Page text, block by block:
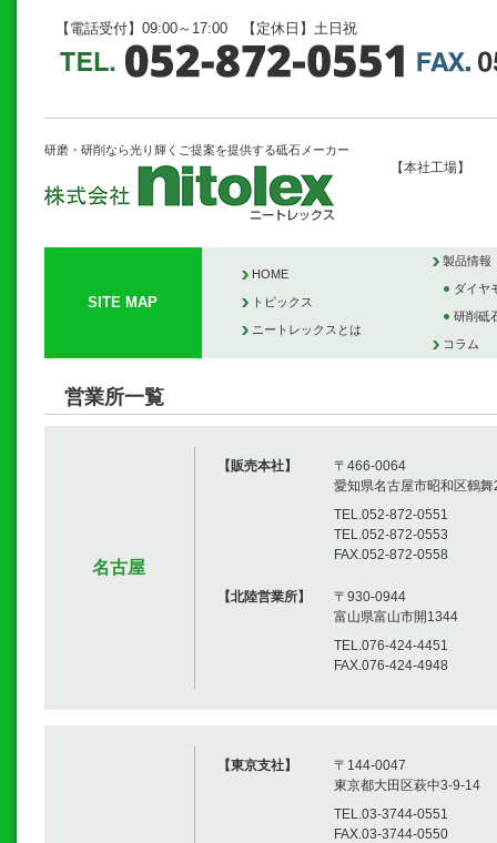
【電話受付】09:00～17:00 【定休日】土日祝
研磨・研削なら光り輝くご提案を提供する砥石メーカー
【本社工場】
SITE MAP
HOME
トピックス
ニートレックスとは
製品情報
ダイヤ
研削砥
コラム
営業所一覧
名古屋
【販売本社】
〒466-0064
愛知県名古屋市昭和区鶴
TEL.052-872-0551
TEL.052-872-0553
FAX.052-872-0558
【北陸営業所】
〒930-0944
富山県富山市開1344
TEL.076-424-4451
FAX.076-424-4948
【東京支社】
〒144-0047
東京都大田区萩中3-9-14
TEL.03-3744-0551
FAX.03-3744-0550